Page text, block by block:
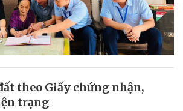
theo Giấy chứng nhận,
trạng